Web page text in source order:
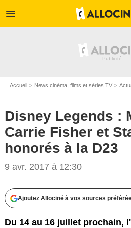
menu
Accueil News cinéma, films et séries TV
Disney Legends :
Carrie Fisher et
honorés à la D23
9 avr. 2017 à 12:30
Ajoutez Allociné à vos sources
Du 14 au 16 juillet prochain,
Disney